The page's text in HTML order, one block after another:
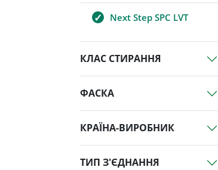
Next Step SPC LVT
КЛАС СТИРАННЯ
ФАСКА
КРАЇНА-ВИРОБНИК
ТИП З'ЄДНАННЯ